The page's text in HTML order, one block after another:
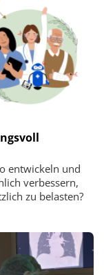
entwickeln und
verbessern,
zu belasten?